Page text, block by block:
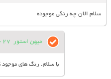
سلام الان چه رنگی موجوده
میهن استور 27 - 02 - 1403
با سلام. رنگ های موجود